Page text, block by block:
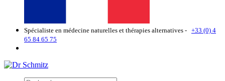
Spécialiste en médecine naturelles et thérapies alternatives - +33 (0) 4
65 84 65 75